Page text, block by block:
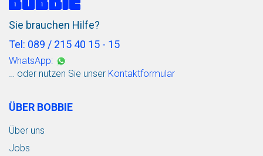
Sie brauchen Hilfe?
Tel: 089 / 215 40 15 - 15
WhatsApp:
… oder nutzen Sie unser Kontaktformular
ÜBER BOBBIE
Über uns
Jobs